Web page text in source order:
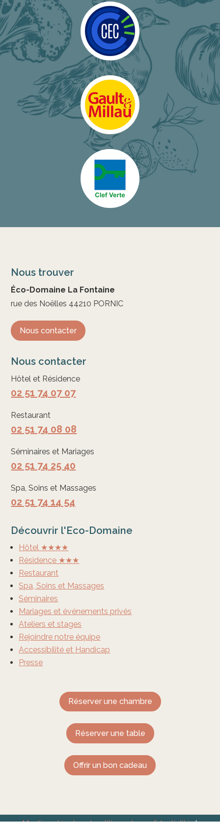
Nous trouver
Éco-Domaine La Fontaine
rue des Noëlles 44210 PORNIC
Nous contacter
Nous contacter
Hôtel et Résidence
02 51 74 07 07
Restaurant
02 51 74 08 08
Séminaires et Mariages
02 51 74 25 40
Spa, Soins et Massages
02 51 74 14 54
Découvrir l'Eco-Domaine
Hôtel ★★★★
Résidence ★★★
Restaurant
Spa, Soins et Massages
Séminaires
Mariages et événements privés
Ateliers et stages
Rejoindre notre équipe
Accessibilité et Handicap
Presse
Réserver une chambre
Réserver une table
Offrir un bon cadeau